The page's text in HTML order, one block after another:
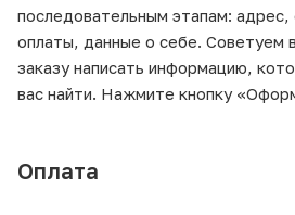
последовательным этапам: адрес,
оплаты, данные о себе. Советуем
заказу написать информацию,
вас найти. Нажмите кнопку
Оплата